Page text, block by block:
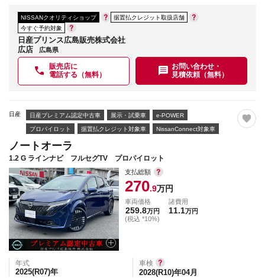
NISSANクオリティショップ
据置払クレジット取扱店舗
今すぐ予約対象
日産プリンス広島販売株式会社
広店
広島県
販売店に
電話する（無料）
お問い合わせ・
見積依頼（無料）
日産 日産プレミアム認定中古車 展示・試乗車 e-POWER
プロパイロット 据置払クレジット対象車 NissanConnect対象車
ノートオーラ
1.2 G ラインナビ フルセグTV プロパイロット
支払総額
270.9万円
車両価格
259.8万円
(税込 *10%)
諸費用
11.1万円
年式
2025(R07)年
車検
2028(R10)年04月